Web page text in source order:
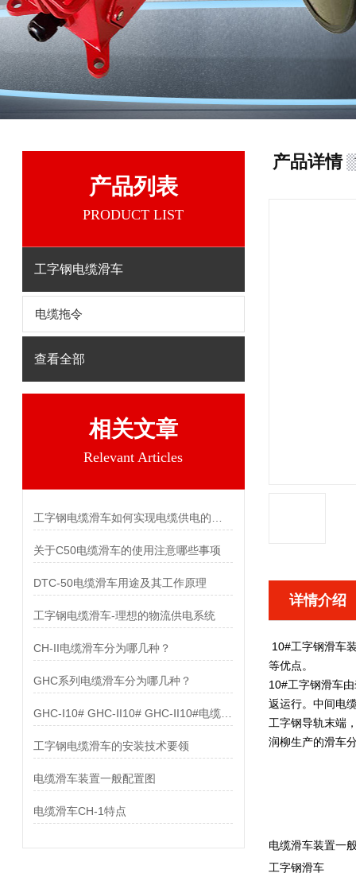
产品列表
PRODUCT LIST
工字钢电缆滑车
电缆拖令
查看全部
相关文章
Relevant Articles
关于C50电缆滑车的使用注意哪些事项
DTC-50电缆滑车用途及其工作原理
工字钢电缆滑车-理想的物流供电系统
CH-II电缆滑车分为哪几种？
GHC系列电缆滑车分为哪几种？
工字钢电缆滑车的安装技术要领
电缆滑车装置一般配置图
电缆滑车CH-1特点
产品详情
详情介绍
10#工字钢滑车
等优点。
10#工字钢滑车
返运行。中间电
工字钢导轨末端
润柳生产的滑车
电缆滑车装置一
工字钢滑车